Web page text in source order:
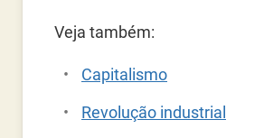
Veja também:
Capitalismo
Revolução industrial